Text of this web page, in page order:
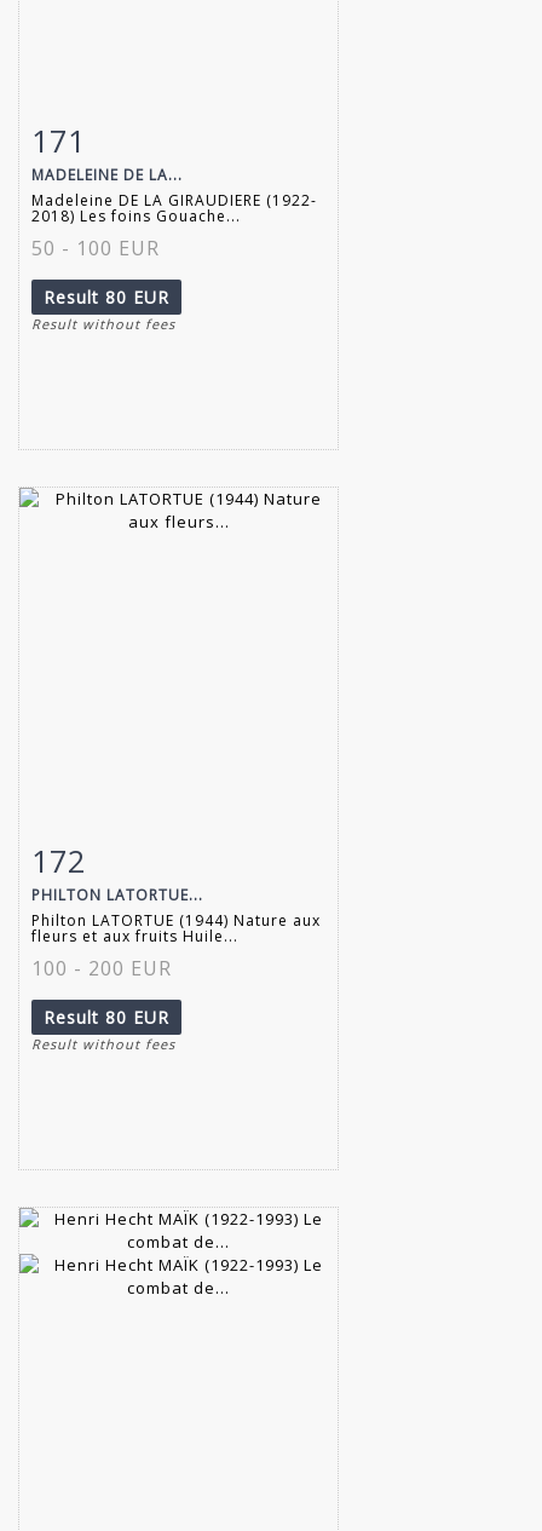
Item detail
171
MADELEINE DE LA...
Madeleine DE LA GIRAUDIERE (1922-
2018) Les foins Gouache...
50 - 100 EUR
Result 80 EUR
Result without fees
Item detail
172
PHILTON LATORTUE...
Philton LATORTUE (1944) Nature aux
fleurs et aux fruits Huile...
100 - 200 EUR
Result 80 EUR
Result without fees